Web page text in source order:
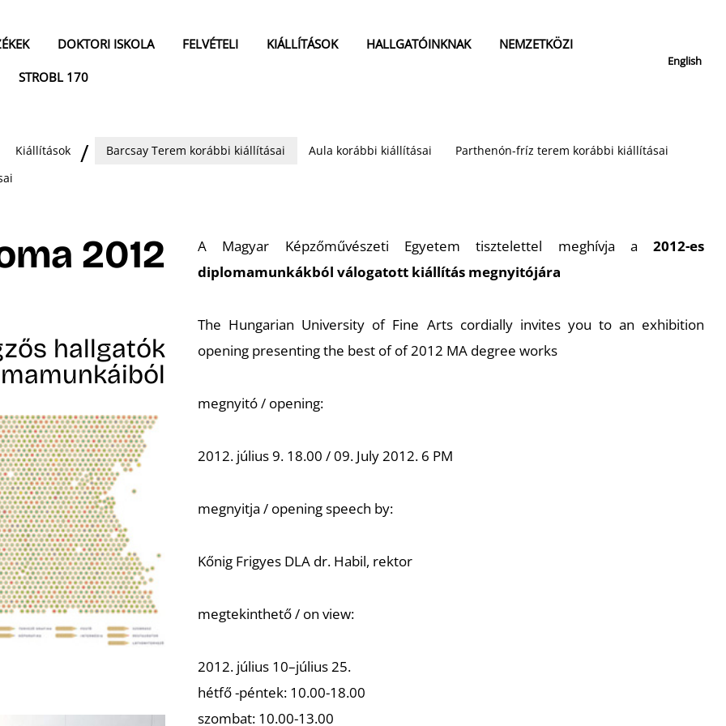
DOKTORI ISKOLA FELVÉTELI KIÁLLÍTÁSOK HALLGATÓINKNAK
NEMZETKÖZI
STROBL 170
English
Kiállítások Barcsay Terem korábbi kiállításai Aula korábbi kiállításai
Parthenón-fríz terem korábbi kiállításai
2012
hallgatók
A Magyar Képzőművészeti Egyetem tisztelettel meghívja a2012-es
diplomamunkákból válogatott kiállítás megnyitójára
The Hungarian University of Fine Arts cordially invites you to an exhibition
opening presenting the best of of 2012 MA degree works
megnyitó / opening:
2012. július 9. 18.00 / 09. July 2012. 6 PM
megnyitja / opening speech by:
Kőnig Frigyes DLA dr. Habil, rektor
megtekinthető / on view:
2012. július 10–július 25.
hétfő -péntek: 10.00-18.00
szombat: 10.00-13.00